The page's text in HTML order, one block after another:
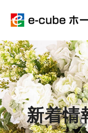
新着情